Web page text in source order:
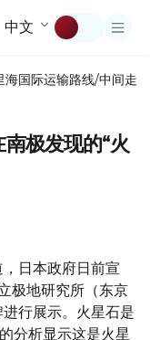
中文
海国际运输路线/中间走廊
极发现的“火
日本政府日前宣
极地研究所（东京
行展示。火星石是
分析显示这是火星